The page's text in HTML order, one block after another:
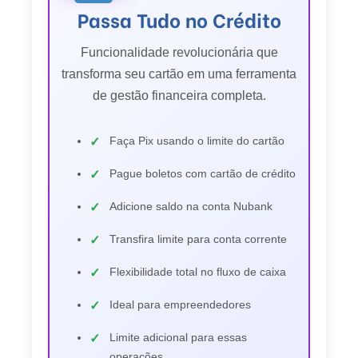
Passa Tudo no Crédito
Funcionalidade revolucionária que
transforma seu cartão em uma ferramenta
de gestão financeira completa.
Faça Pix usando o limite do cartão
Pague boletos com cartão de crédito
Adicione saldo na conta Nubank
Transfira limite para conta corrente
Flexibilidade total no fluxo de caixa
Ideal para empreendedores
Limite adicional para essas